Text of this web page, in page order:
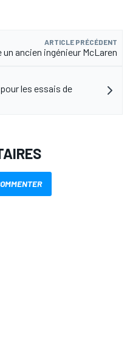
ARTICLE PRÉCÉDENT
ancien ingénieur McLaren
les essais de